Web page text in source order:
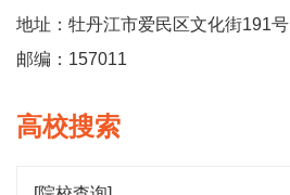
地址：牡丹江市爱民区文化街191号
邮编：157011
高校搜索